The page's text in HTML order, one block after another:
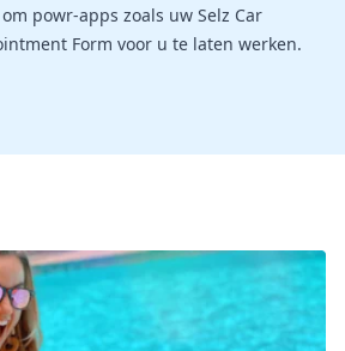
powr-apps zoals uw Selz Car
Form voor u te laten werken.